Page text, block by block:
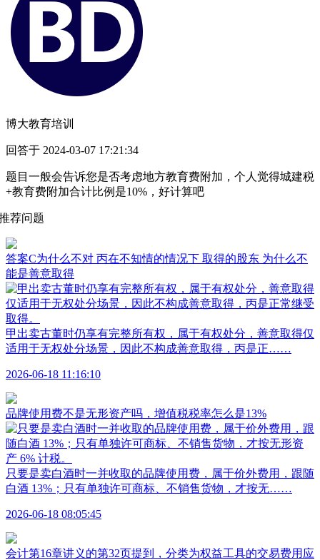
博大教育培训
回答于 2024-03-07 17:21:34
题目一般会告诉您是否考虑地方教育费附加，个人觉得城建税
+教育费附加合计比例是10%，好计算吧
荐问题
答案C为什么不对 丙在不知情的情况下 取得的股东 为什么不
能是善意取得
甲出卖古董时仍享有完整所有权，属于有权处分，善意取得仅
适用于无权处分场景，因此不构成善意取得，丙是正……
2026-06-18 11:16:10
品牌使用费不是无形资产吗，增值税税率怎么是13%
只要是卖白酒时一并收取的品牌使用费，属于价外费用，跟随
白酒 13%；只有单独许可商标、不销售货物，才按无……
2026-06-18 08:05:45
会计第16章讲义的第32页提到，分类为权益工具的交易费用应